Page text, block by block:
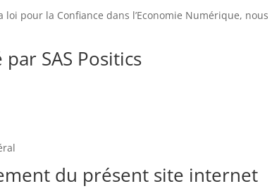
pour la Confiance dans l’Economie Numérique, nous
SAS Positics
du présent site internet